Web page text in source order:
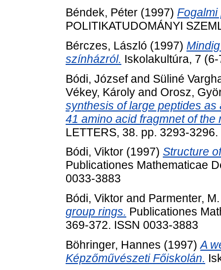
Béndek, Péter (1997)
POLITIKATUDOMÁNYI
Bérczes, László (1997)
színházról. Iskolakultúra, 7
Bódi, Józsefand Süliné
Vékey, Károly and Orosz,
synthesis of large peptides
41 amino acid fragmnet of the
LETTERS, 38. pp. 3293-
Bódi, Viktor (1997) Structure
Publicationes Mathematicae
0033-3883
Bódi, Viktor and Parmenter,
group rings. Publicationes
369-372. ISSN 0033-3883
Böhringer, Hannes (1997)A
Képzőművészeti Főiskolán.